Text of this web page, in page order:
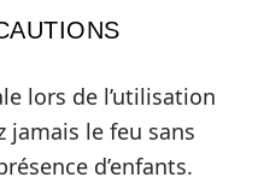
lors de l’utilisation
jamais le feu sans
d’enfants.